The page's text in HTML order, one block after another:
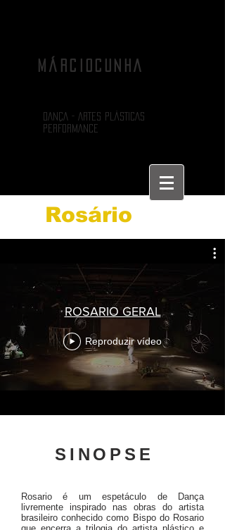
MÁRCIOCUNHA
DANÇA - ARTES PLÁSTICAS
PERFORMANCE
Rosário
ROSARIO GERAL
Reproduzir vídeo
SINOPSE
Rosario é um espetáculo de Dança
livremente inspirado nas obras do artista
brasileiro conhecido como Bispo do Rosario